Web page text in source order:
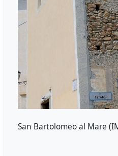
San Bartolomeo al Mare